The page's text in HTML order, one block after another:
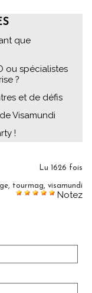
que
ou spécialistes
?
et de défis
Visamundi
!
Lu 1626 fois
, tourmag, visamundi
Notez